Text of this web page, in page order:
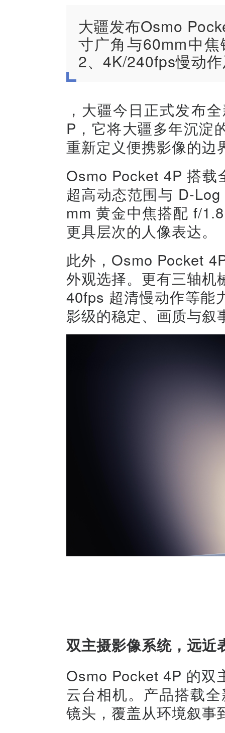
大疆发布Osmo
寸广角与60mm中
2、4K/240fps慢动
，大疆今日正式发布
P，它将大疆多年沉淀
重新定义便携影像的边
Osmo Pocket 4P 搭
超高动态范围与 D-
mm 黄金中焦搭配 f/
更具层次的人像表达。
此外，Osmo Pocket
外观选择。更有三轴机
40fps 超清慢动作等能
影级的稳定、画质与叙
双主摄影像系统，远近
Osmo Pocket 4P 的双
云台相机。产品搭载
镜头，覆盖从环境叙事